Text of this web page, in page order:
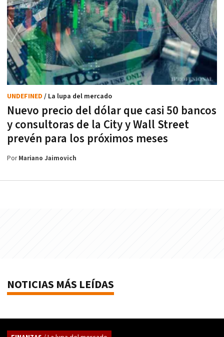
Nuevo precio del dólar que casi 50 bancos
y consultoras de la City y Wall Street
prevén para los próximos meses
UNDEFINED / La lupa del mercado
PorMariano Jaimovich
NOTICIAS MÁS LEÍDAS